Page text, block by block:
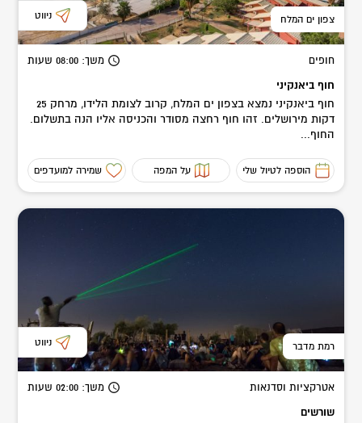
צפון ים המלח ניווט
חופים משך: 08:00 שעות
חוף ביאנקיני
חוף ביאנקיני נמצא בצפון ים המלח, קרוב לצומת הלידו, מרחק 25
דקות מירושלים. זהו חוף רחצה מסודר והכניסה אליו הנה בתשלום.
החוף...
הוספה לטיול שלי על המפה שמירה למועדפים
רמת מדבר ניווט
אטרקציות וסדנאות משך: 02:00 שעות
שורשים